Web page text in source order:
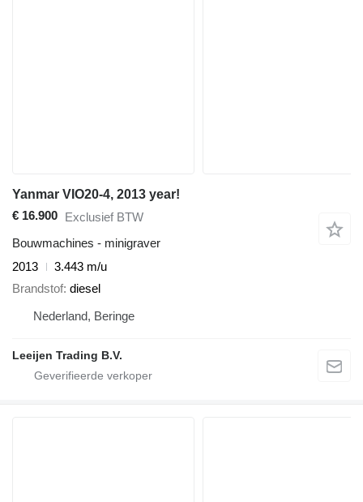
Yanmar VIO20-4, 2013 year!
€ 16.900 Exclusief BTW
Bouwmachines - minigraver
2013
3.443 m/u
Brandstof diesel
Nederland, Beringe
Leeijen Trading B.V.